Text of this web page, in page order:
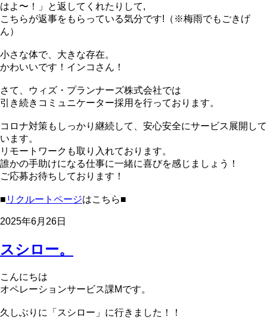
はよ〜！」と返してくれたりして,
こちらが返事をもらっている気分です!（※梅雨でもごきげ
ん）
小さな体で、大きな存在。
かわいいです！インコさん！
さて、ウィズ・プランナーズ株式会社では
引き続きコミュニケーター採用を行っております。
コロナ対策もしっかり継続して、安心安全にサービス展開して
います。
リモートワークも取り入れております。
誰かの手助けになる仕事に一緒に喜びを感じましょう！
ご応募お待ちしております！
■ リクルートページはこちら■
2025年6月26日
スシロー。
こんにちは
オペレーションサービス課Mです。
久しぶりに「スシロー」に行きました！！